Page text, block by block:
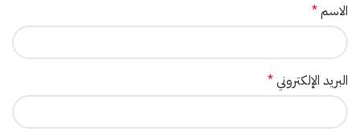
الاسم*
البريد الإلكتروني*